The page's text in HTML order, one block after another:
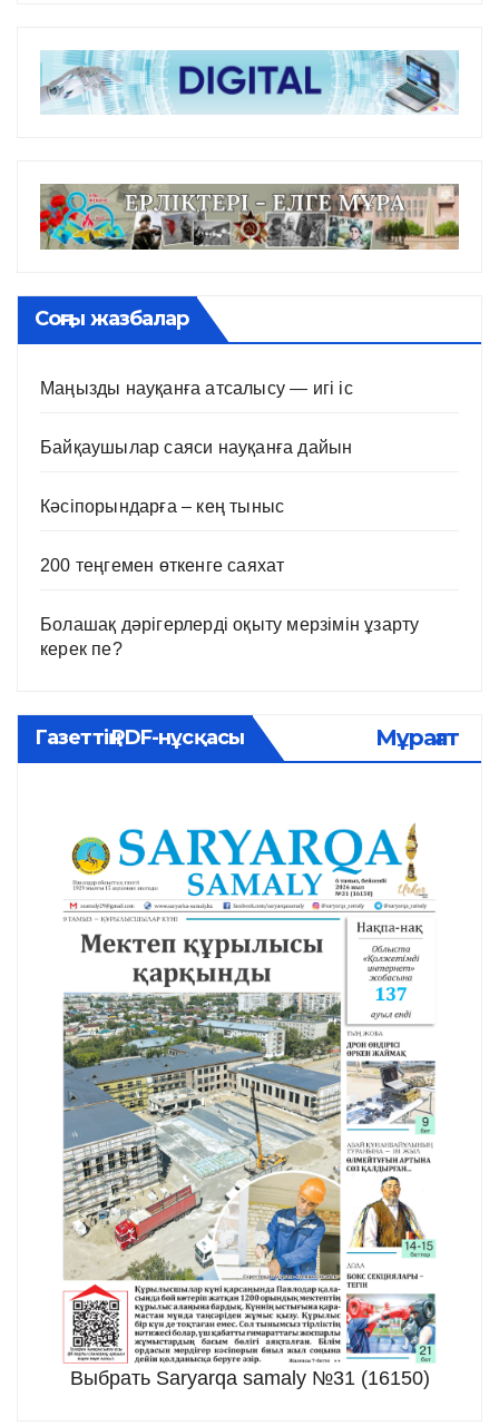
Соңғы жазбалар
Маңызды науқанға атсалысу — игі іс
Байқаушылар саяси науқанға дайын
Кәсіпорындарға – кең тыныс
200 теңгемен өткенге саяхат
Болашақ дәрігерлерді оқыту мерзімін ұзарту
керек пе?
Газеттің PDF-нұсқасы Мұрағат
Выбрать Saryarqa samaly №31 (16150)